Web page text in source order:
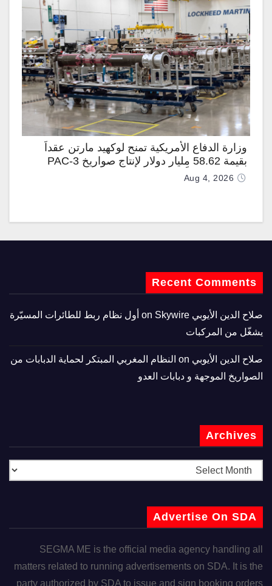
وزارة الدفاع الأمريكية تمنح لوكهيد مارتن عقداً
بقيمة 58.62 مليار دولار لإنتاج صواريخ PAC-3
المطوّرة دعماً لـ “ترسانة الحرية”
Aug 4, 2026
Recent Comments
صلاح الدين الأيوبي
Skywire أول نظام ربط للطائرات المسيّرة
يشغّل من المركبات
صلاح الدين الأيوبي
النظام المغربي المبتكر لحماية الدبابات من
الصواريخ الموجهة و دبابات العدو
Archives
Advertise On SDA
SEGMA ME is the official media agency handling all
matters related to running advertisements on SDA. It is the
party authorized by SDA to issue and sign booking orders